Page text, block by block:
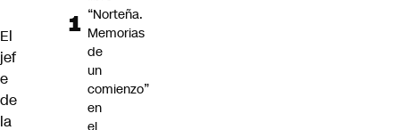
El
jef
e
de
la
“Norteña.
Memorias
de
un
comienzo”
en
el